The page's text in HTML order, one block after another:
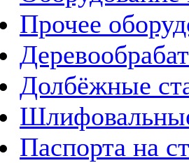
Прочее
Долбёжные
Паспорта на